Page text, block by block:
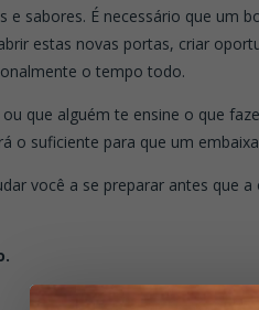
sabores. É necessário que um
estas novas portas, criar
o tempo todo.
que alguém te ensine o que
o suficiente para que um
você a se preparar antes que